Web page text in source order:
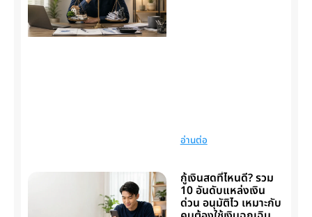
อ่านต่อ
กู้เงินสดที่ไหนดี? รวม
10 อันดับแหล่งเงิน
ด่วน อนุมัติไว เหมาะกับ